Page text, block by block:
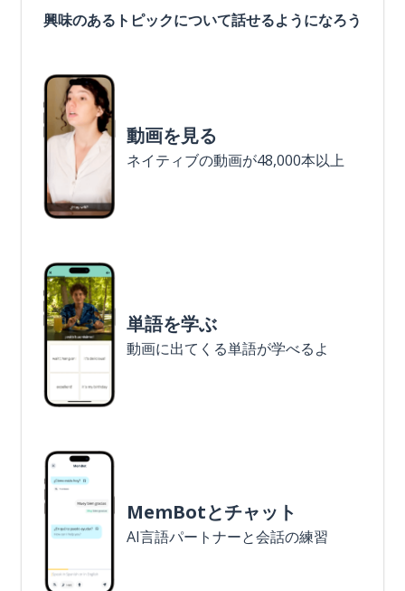
興味のあるトピックについて話せるようになろう
動画を見る
ネイティブの動画が48,000本以上
単語を学ぶ
動画に出てくる単語が学べるよ
MemBotとチャット
AI言語パートナーと会話の練習